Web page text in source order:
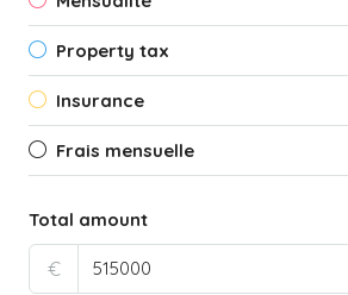
Property tax
Insurance
Frais mensuelle
Total amount
€